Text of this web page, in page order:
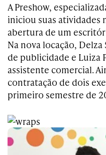
A Preshow,
iniciou suas atividades
abertura de um
Na nova locação,
de publicidade e Luiza
assistente comercial.
contratação de dois
primeiro semestre de